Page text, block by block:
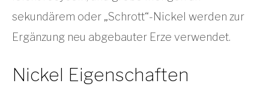
sekundärem oder „Schrott“-Nickel werden zur
Ergänzung neu abgebauter Erze verwendet.
Nickel Eigenschaften